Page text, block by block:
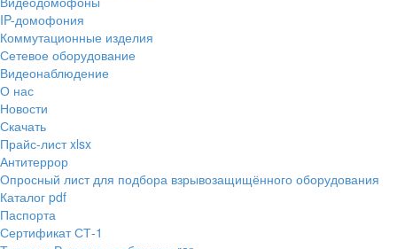
IP-домофония
Коммутационные изделия
Сетевое оборудование
Видеонаблюдение
О нас
Новости
Скачать
Прайс-лист xlsx
Антитеррор
Опросный лист для подбора взрывозащищённого оборудования
Каталог pdf
Паспорта
Сертификат СТ-1